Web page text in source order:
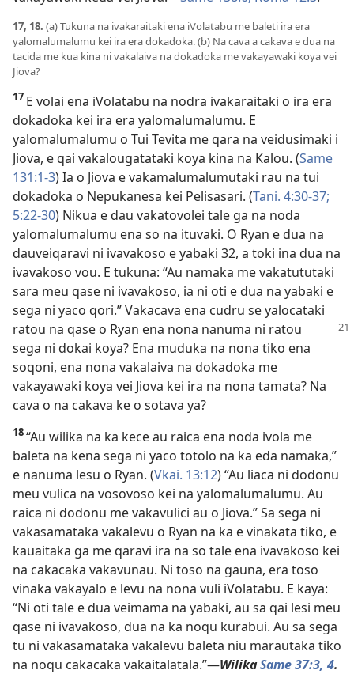
17, 18. (a) Tukuna na ivakaraitaki ena iVolatabu me baleti ira era
yalomalumalumu kei ira era dokadoka. (b) Na cava a cakava e dua na
tacida me kua kina ni vakalaiva na dokadoka me vakayawaki koya vei
Jiova?
17 E volai ena iVolatabu na nodra ivakaraitaki o ira era
dokadoka kei ira era yalomalumalumu. E
yalomalumalumu o Tui Tevita me qara na veidusimaki i
Jiova, e qai vakalougatataki koya kina na Kalou. (Same
131:​1-3) Ia o Jiova e vakamalumalumutaki rau na tui
dokadoka o Nepukanesa kei Pelisasari. (Tani. 4:​30-37;
5:​22-30) Nikua e dau vakatovolei tale ga na noda
yalomalumalumu ena so na ituvaki. O Ryan e dua na
dauveiqaravi ni ivavakoso e yabaki 32, a toki ina dua na
ivavakoso vou. E tukuna: “Au namaka me vakatututaki
sara meu qase ni ivavakoso, ia ni oti e dua na yabaki e
sega ni yaco qori.” Vakacava ena cudru se yalocataki
ratou na qase o Ryan ena nona nanuma ni ratou
sega ni dokai koya? Ena muduka na nona tiko ena
soqoni, ena nona vakalaiva na dokadoka me
vakayawaki koya vei Jiova kei ira na nona tamata? Na
cava o na cakava ke o sotava ya?
18“Au wilika na ka kece au raica ena noda ivola me
baleta na kena sega ni yaco totolo na ka eda namaka,”
e nanuma lesu o Ryan. (Vkai. 13:12) “Au liaca ni dodonu
meu vulica na vosovoso kei na yalomalumalumu. Au
raica ni dodonu me vakavulici au o Jiova.” Sa sega ni
vakasamataka vakalevu o Ryan na ka e vinakata tiko, e
kauaitaka ga me qaravi ira na so tale ena ivavakoso kei
na cakacaka vakavunau. Ni toso na gauna, era toso
vinaka vakayalo e levu na nona vuli iVolatabu. E kaya:
“Ni oti tale e dua veimama na yabaki, au sa qai lesi meu
qase ni ivavakoso, dua na ka noqu kurabui. Au sa sega
tu ni vakasamataka vakalevu baleta niu marautaka tiko
na noqu cakacaka vakaitalatala.”​—WilikaSame 37:​3, 4.